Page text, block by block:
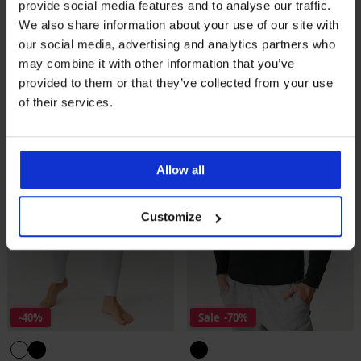
provide social media features and to analyse our traffic.
We also share information about your use of our site with
our social media, advertising and analytics partners who
may combine it with other information that you’ve
provided to them or that they’ve collected from your use
of their services.
Allow all
Customize
Figurformender Slip Serena
mit hohem Bund
17,99 €Aktion 3+1 GRATIS
Thermo-Strumpfhose
Thermal Transparent 160
DEN
21,59 € Alter Preis
35,99 €
LIMITED
-40%
LIMITED
Sale -70%